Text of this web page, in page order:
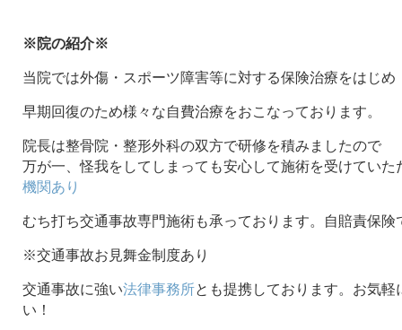
※院の紹介※
当院では外傷・スポーツ障害等に対する保険治療をはじめ
早期回復のため様々な自費治療をおこなっております。
院長は整骨院・整形外科の双方で研修を積みましたので
万が一、怪我をしてしまっても安心して施術を受けていた
機関あり
むち打ち交通事故専門施術も承っております。自賠責保険
※交通事故お見舞金制度あり
交通事故に強い法律事務所とも提携しております。お気軽
い！